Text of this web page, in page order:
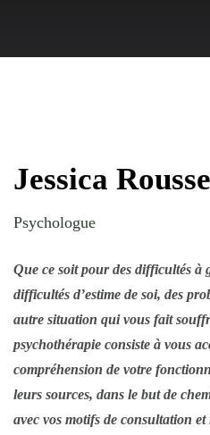
Jessica
Psychologue
Que ce soit pour des difficultés à
difficultés d’estime de soi, des
autre situation qui vous fait
psychothérapie consiste à vous
compréhension de votre
leurs sources, dans le but de
avec vos motifs de consultation